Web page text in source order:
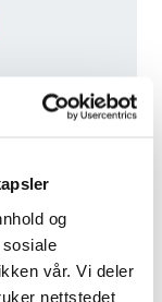
og
vår. Vi deler
nettstedet
pers